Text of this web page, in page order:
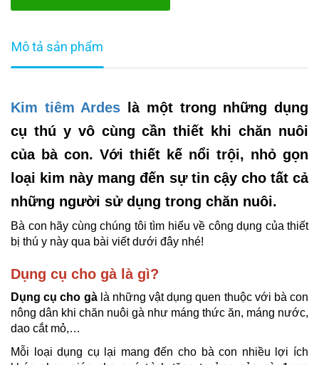
Mô tả sản phẩm
Kim tiêm Ardes là một trong những dụng
cụ thú y vô cùng cần thiết khi chăn nuôi
của bà con. Với thiết kế nổi trội, nhỏ gọn
loại kim này mang đến sự tin cậy cho tất cả
những người sử dụng trong chăn nuôi.
Bà con hãy cùng chúng tôi tìm hiểu về công dụng của thiết
bị thú y này qua bài viết dưới đây nhé!
Dụng cụ cho gà là gì?
Dụng cụ cho gàlà những vật dụng quen thuộc với bà con
nông dân khi chăn nuôi gà như máng thức ăn, máng nước,
dao cắt mỏ,…
Mỗi loại dụng cụ lại mang đến cho bà con nhiều lợi ích